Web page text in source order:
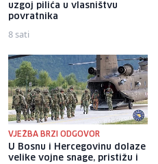
uzgoj pilića u vlasništvu
povratnika
8 sati
VJEŽBA BRZI ODGOVOR
U Bosnu i Hercegovinu dolaze
velike vojne snage, pristižu i